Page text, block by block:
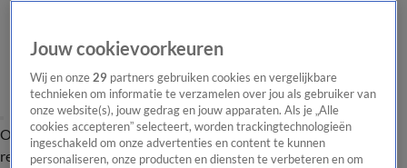
Overzicht Laatste nieuws Regionieuws Het beste van Hart
Tip de
redactie
Jouw cookievoorkeuren
Wij en onze29 partners gebruiken cookies en vergelijkbare
technieken om informatie te verzamelen over jou als gebruiker van
onze website(s), jouw gedrag en jouw apparaten. Als je „Alle
cookies accepteren” selecteert, worden trackingtechnologieën
ingeschakeld om onze advertenties en content te kunnen
personaliseren, onze producten en diensten te verbeteren en om